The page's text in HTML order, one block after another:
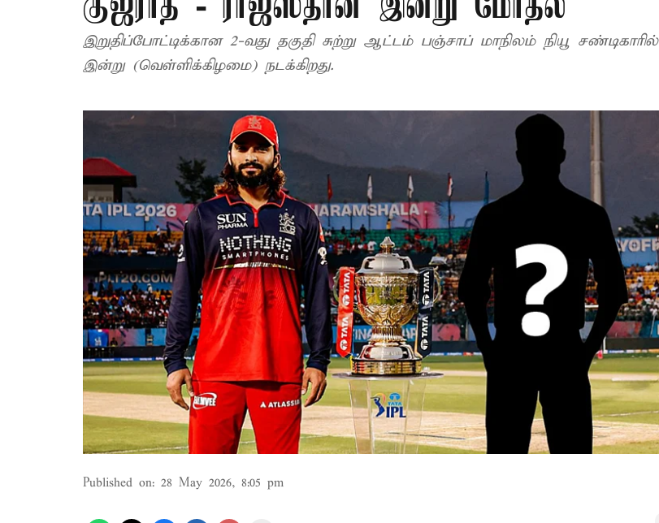
இறுதிப்போட்டிக்கான 2-வது தகுதி சுற்று ஆட்டம் பஞ்சாப் மாநிலம் நியூ சண்டிகாரில்
இன்று (வெள்ளிக்கிழமை) நடக்கிறது.
Published on: 28 May 2026, 8:05 pm